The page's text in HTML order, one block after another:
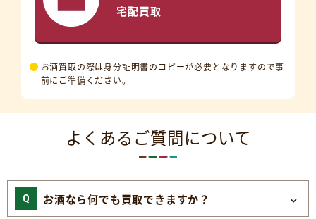
宅配買取
お酒買取の際は身分証明書のコピーが必要となりますので事
前にご準備ください。
よくあるご質問について
お酒なら何でも買取できますか？